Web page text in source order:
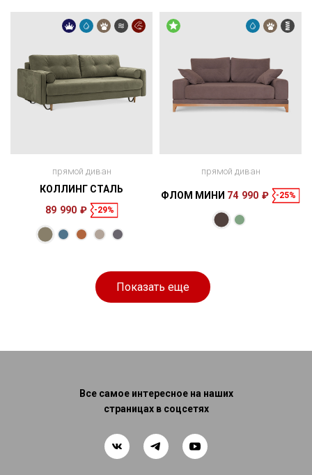
Размеры
Спальное
прямой диван
КОЛЛИНГ СТАЛЬ
89 990 ₽
-29%
Размеры
прямой диван
ФЛОМ МИНИ 74 990 ₽ -25%
Показать еще
Все самое интересное на наших
страницах в соцсетях